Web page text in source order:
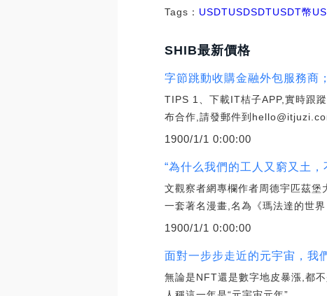
Tags： USDTUSDSDTUSDT幣
SHIB最新價格
字節跳動收購金融外包服務商
TIPS 1、下載IT桔子APP,實時跟
布合作,請發郵件到
1900/1/1 0:00:00
“為什么我們的工人又窮又土
文觀察者網專欄作者周德宇匹茲堡
一套著名漫畫,名為《瑪法達的世
1900/1/1 0:00:00
面對一步步走近的元宇宙，我
無論是NFT還是數字地皮暴漲,都